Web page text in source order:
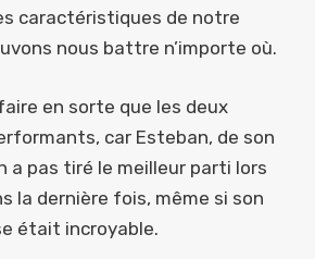
caractéristiques de notre
nous battre n’importe où.
en sorte que les deux
car Esteban, de son
a pas tiré le meilleur parti lors
la dernière fois, même si son
était incroyable.